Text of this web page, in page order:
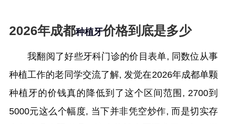
2026年成都种植牙价格到底是多少
我翻阅了好些牙科门诊的价目表单, 同数位从事
种植工作的老同学交流了解, 发觉在2026年成都单颗
种植牙的价钱真的降低到了这个区间范围, 2700到
5000元这么个幅度, 当下并非凭空炒作, 而是切实存